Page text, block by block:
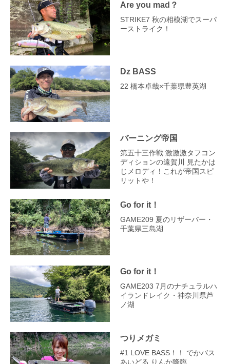
Are you mad？
STRIKE7 秋の相模湖でスーパ
ーストライク！
Dz BASS
22 橋本卓哉×千葉県豊英湖
バーニング帝国
第五十三作戦 激激激タフコン
ディションの遠賀川 見たかは
じメロディ！これが帝国スピ
リットや！
Go for it！
GAME209 夏のリザーバー・
千葉県三島湖
Go for it！
GAME203 7月のナチュラルハ
イランドレイク・神奈川県芦
ノ湖
つりメガミ
#1 LOVE BASS！！ でかバス
あいどる りんか降臨